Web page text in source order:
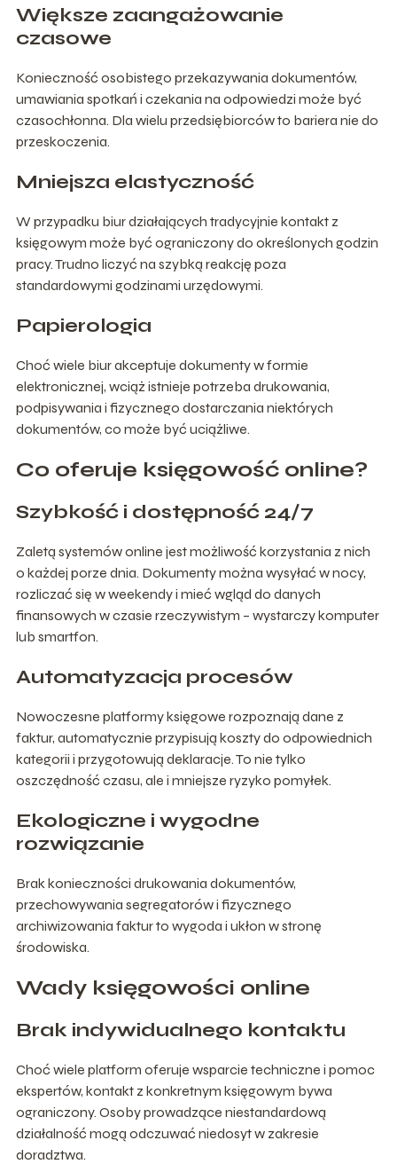
Większe zaangażowanie
czasowe
Konieczność osobistego przekazywania dokumentów,
umawiania spotkań i czekania na odpowiedzi może być
czasochłonna. Dla wielu przedsiębiorców to bariera nie do
przeskoczenia.
Mniejsza elastyczność
W przypadku biur działających tradycyjnie kontakt z
księgowym może być ograniczony do określonych godzin
pracy. Trudno liczyć na szybką reakcję poza
standardowymi godzinami urzędowymi.
Papierologia
Choć wiele biur akceptuje dokumenty w formie
elektronicznej, wciąż istnieje potrzeba drukowania,
podpisywania i fizycznego dostarczania niektórych
dokumentów, co może być uciążliwe.
Co oferuje księgowość online?
Szybkość i dostępność 24/7
Zaletą systemów online jest możliwość korzystania z nich
o każdej porze dnia. Dokumenty można wysyłać w nocy,
rozliczać się w weekendy i mieć wgląd do danych
finansowych w czasie rzeczywistym – wystarczy komputer
lub smartfon.
Automatyzacja procesów
Nowoczesne platformy księgowe rozpoznają dane z
faktur, automatycznie przypisują koszty do odpowiednich
kategorii i przygotowują deklaracje. To nie tylko
oszczędność czasu, ale i mniejsze ryzyko pomyłek.
Ekologiczne i wygodne
rozwiązanie
Brak konieczności drukowania dokumentów,
przechowywania segregatorów i fizycznego
archiwizowania faktur to wygoda i ukłon w stronę
środowiska.
Wady księgowości online
Brak indywidualnego kontaktu
Choć wiele platform oferuje wsparcie techniczne i pomoc
ekspertów, kontakt z konkretnym księgowym bywa
ograniczony. Osoby prowadzące niestandardową
działalność mogą odczuwać niedosyt w zakresie
doradztwa.